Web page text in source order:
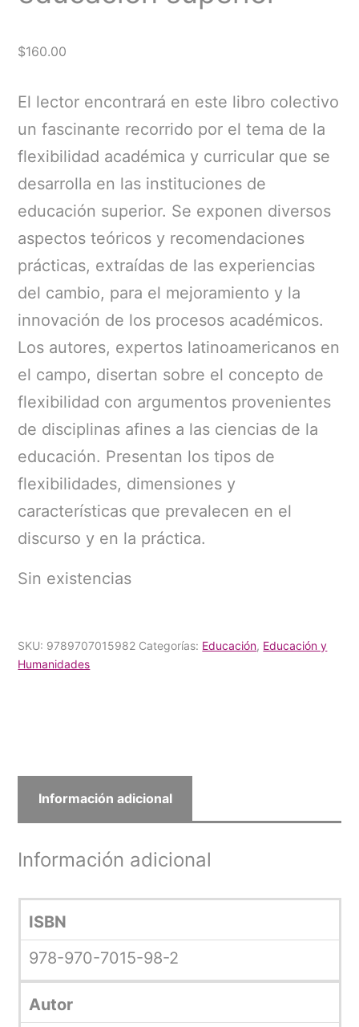
$160.00
El lector encontrará en este libro colectivo
un fascinante recorrido por el tema de la
flexibilidad académica y curricular que se
desarrolla en las instituciones de
educación superior. Se exponen diversos
aspectos teóricos y recomendaciones
prácticas, extraídas de las experiencias
del cambio, para el mejoramiento y la
innovación de los procesos académicos.
Los autores, expertos latinoamericanos en
el campo, disertan sobre el concepto de
flexibilidad con argumentos provenientes
de disciplinas afines a las ciencias de la
educación. Presentan los tipos de
flexibilidades, dimensiones y
características que prevalecen en el
discurso y en la práctica.
Sin existencias
SKU: 9789707015982 Categorías: Educación, Educación y
Humanidades
Información adicional
Información adicional
ISBN
978-970-7015-98-2
Autor